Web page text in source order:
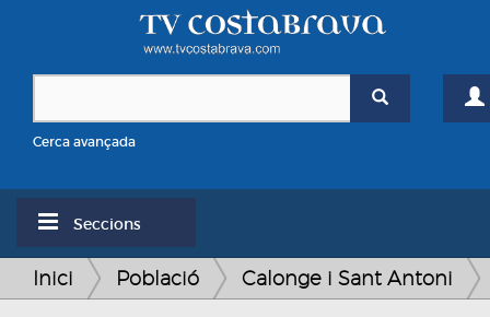
Cerca avançada
Seccions
Inici Població Calonge i Sant Antoni